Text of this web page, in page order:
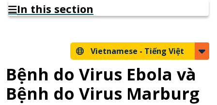
In this section
Vietnamese - Tiếng Việt
Bệnh do Virus Ebola và
Bệnh do Virus Marburg